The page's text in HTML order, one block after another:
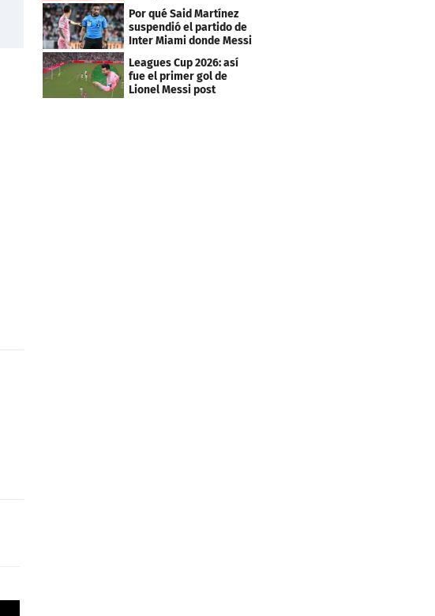
Por qué Said Martínez
suspendió el partido de
Inter Miami donde Messi
Leagues Cup 2026: así
fue el primer gol de
Lionel Messi post